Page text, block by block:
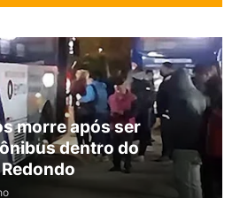
morre após ser
dentro do